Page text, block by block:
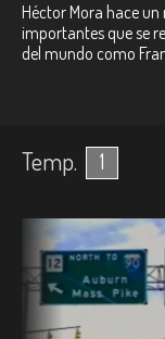
Héctor Mora hace
importantes que se
del mundo como
Temp. 1